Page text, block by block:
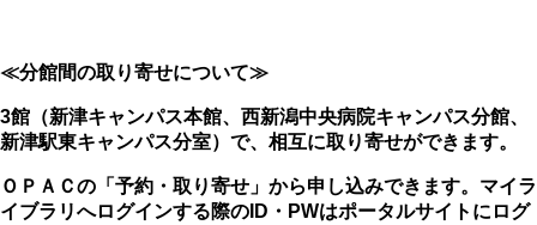
≪分館間の取り寄せについて≫
3館（新津キャンパス本館、西新潟中央病院キャンパス分館、
新津駅東キャンパス分室）で、相互に取り寄せができます。
ＯＰＡＣの「予約・取り寄せ」から申し込みできます。マイラ
イブラリへログインする際のID・PWはポータルサイトにログ